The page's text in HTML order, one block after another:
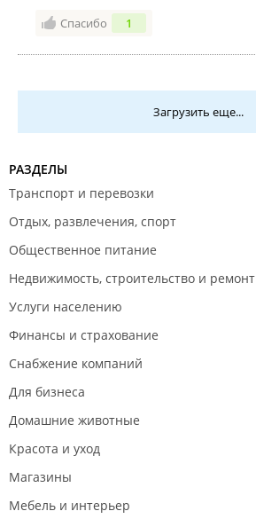
Спасибо 1
Загрузить еще...
РАЗДЕЛЫ
Транспорт и перевозки
Отдых, развлечения, спорт
Общественное питание
Недвижимость, строительство и ремонт
Услуги населению
Финансы и страхование
Снабжение компаний
Для бизнеса
Домашние животные
Красота и уход
Магазины
Мебель и интерьер